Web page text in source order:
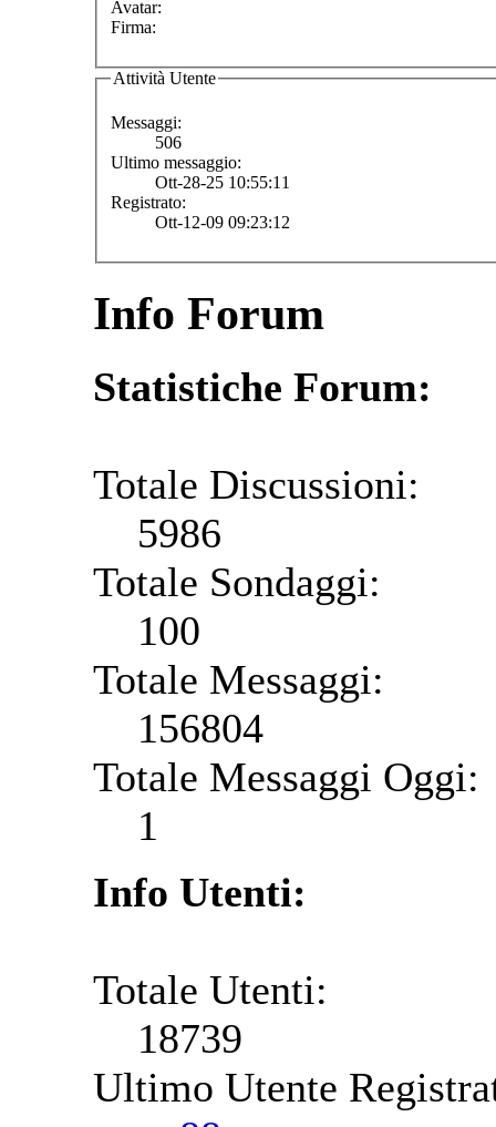
Avatar:
Firma:
Attività Utente
Messaggi:
506
Ultimo messaggio:
Ott-28-25 10:55:11
Registrato:
Ott-12-09 09:23:12
Info Forum
Statistiche Forum:
Totale Discussioni:
5986
Totale Sondaggi:
100
Totale Messaggi:
156804
Totale Messaggi Oggi:
1
Info Utenti:
Totale Utenti:
18739
Ultimo Utente